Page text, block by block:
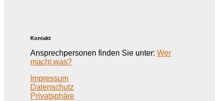
Kontakt
Ansprechpersonen finden Sie unter: Wer
macht was?
Impressum
Datenschutz
Privatsphäre